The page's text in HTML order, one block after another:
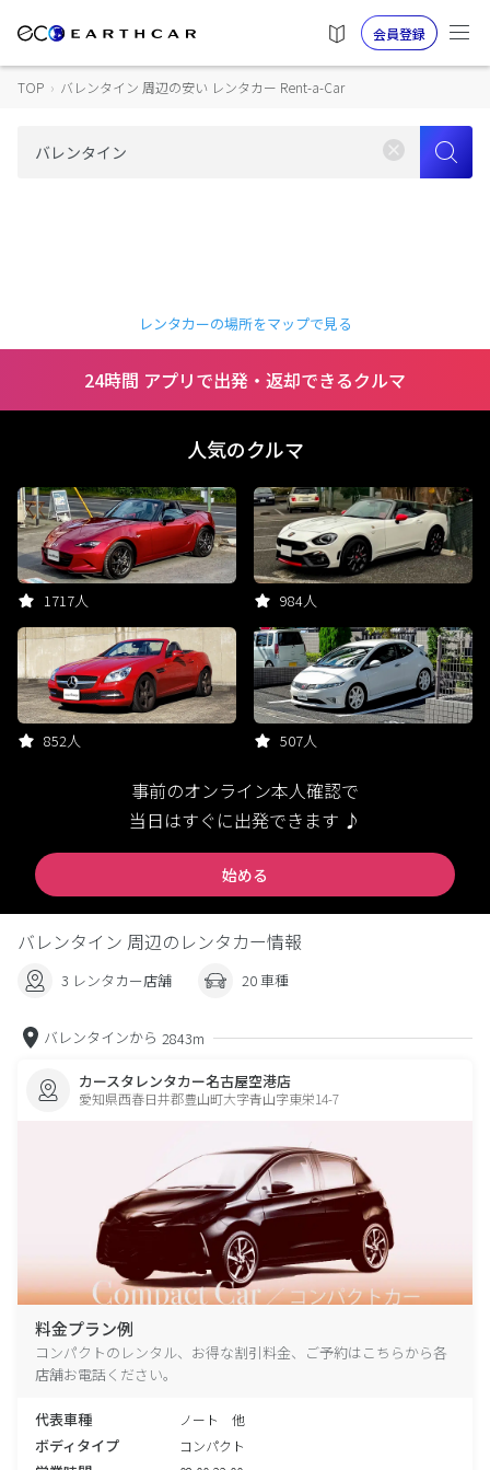
会員登録
TOP › バレンタイン 周辺の安い レンタカー Rent-a-Car
レンタカーの場所をマップで見る
24時間 アプリで出発・返却できるクルマ
人気のクルマ
1717人 984人
852人 507人
事前のオンライン本人確認で
当日はすぐに出発できます ♪
始める
バレンタイン 周辺のレンタカー情報
3 レンタカー店舗 20 車種
バレンタインから 2843m
カースタレンタカー名古屋空港店
愛知県西春日井郡豊山町大字青山字東栄14-7
料金プラン例
コンパクトのレンタル、お得な割引料金、ご予約はこちらから各
店舗お電話ください。
代表車種 ノート 他
ボディタイプ コンパクト